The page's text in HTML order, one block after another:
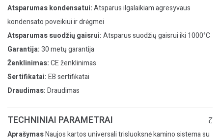
Atsparumas kondensatui:Atsparus ilgalaikiam agresyvaus
kondensato poveikiui ir drėgmei
Atsparumas suodžių gaisrui:Atsparus suodžių gaisrui iki 1000°C
Garantija:30 metų garantija
Ženklinimas:CE ženklinimas
Sertifikatai:EB sertifikatai
Draudimas:Draudimas
TECHNINIAI PARAMETRAI
AprašymasNaujos kartos universali trisluoksnė kamino sistema su